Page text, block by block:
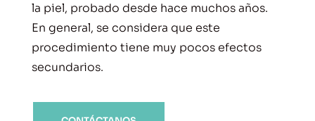
la piel, probado desde hace muchos años.
En general, se considera que este
procedimiento tiene muy pocos efectos
secundarios.